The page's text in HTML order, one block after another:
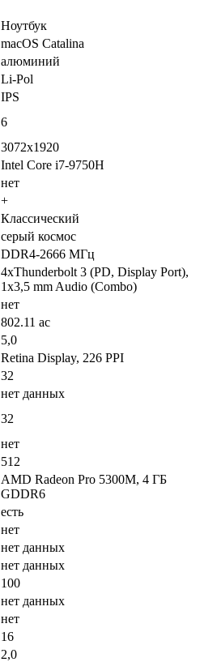
Ноутбук
macOS Catalina
алюминий
Li-Pol
IPS
6
3072x1920
Intel Core i7-9750H
нет
+
Классический
серый космос
DDR4-2666 МГц
4xThunderbolt 3 (PD, Display Port),
1x3,5 mm Audio (Combo)
нет
802.11 ac
5,0
Retina Display, 226 PPI
32
нет данных
32
нет
512
AMD Radeon Pro 5300M, 4 ГБ
GDDR6
есть
нет
нет данных
нет данных
100
нет данных
нет
16
2,0